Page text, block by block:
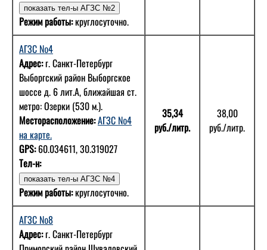
Режим работы:круглосуточно.
АГЗС №4
Адрес:г. Санкт-Петербург
Выборгский район Выборгское
шоссе д. 6 лит.А, ближайшая ст.
метро: Озерки (530 м.).
Месторасположение:АГЗС №4
на карте.
GPS: 60.034611, 30.319027
Тел-н:
Режим работы:круглосуточно.
35,34
руб./литр.
38,00
руб./литр.
АГЗС №8
Адрес:г. Санкт-Петербург